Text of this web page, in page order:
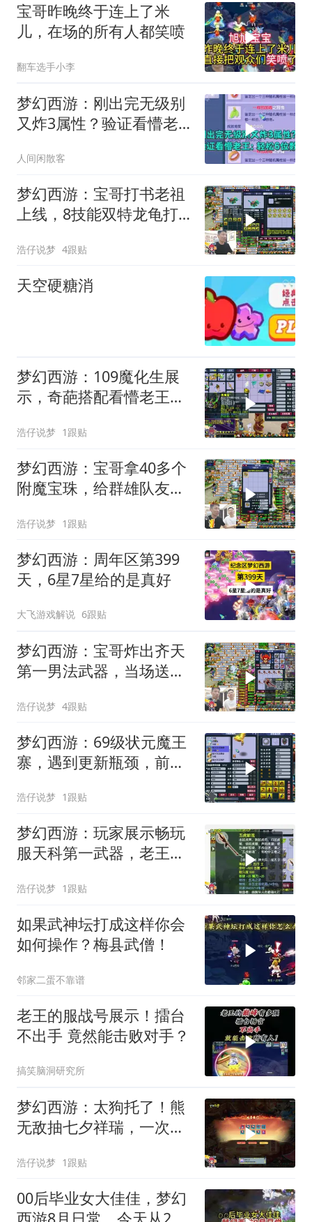
宝哥昨晚终于连上了米
儿，在场的所有人都笑喷
翻车选手小李
梦幻西游：刚出完无级别
又炸3属性？验证看懵老
人间闲散客
梦幻西游：宝哥打书老祖
上线，8技能双特龙龟打
浩仔说梦 4跟贴
天空硬糖消
梦幻西游：109魔化生展
示，奇葩搭配看懵老王，
浩仔说梦 1跟贴
梦幻西游：宝哥拿40多个
附魔宝珠，给群雄队友晶
浩仔说梦 1跟贴
梦幻西游：周年区第399
天，6星7星给的是真好
大飞游戏解说 6跟贴
梦幻西游：宝哥炸出齐天
第一男法武器，当场送给
浩仔说梦 4跟贴
梦幻西游：69级状元魔王
寨，遇到更新瓶颈，前来
浩仔说梦 1跟贴
梦幻西游：玩家展示畅玩
服天科第一武器，老王看
浩仔说梦 1跟贴
如果武神坛打成这样你会
如何操作？梅县武僧！
邻家二蛋不靠谱
老王的服战号展示！擂台
不出手 竟然能击败对手？
搞笑脑洞研究所
梦幻西游：太狗托了！熊
无敌抽七夕祥瑞，一次连
浩仔说梦 1跟贴
00后毕业女大佳佳，梦幻